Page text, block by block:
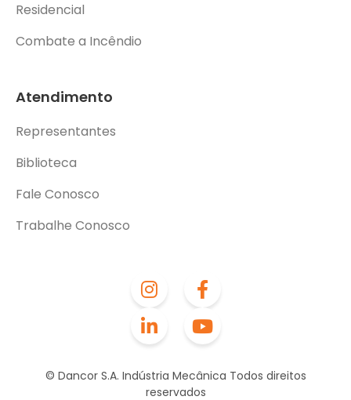
© Dancor S.A. Indústria Mecânica Todos direitos
reservados
Residencial
Combate a Incêndio
Atendimento
Representantes
Biblioteca
Fale Conosco
Trabalhe Conosco